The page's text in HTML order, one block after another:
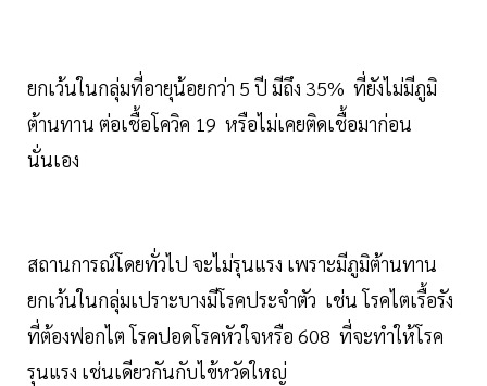
ยกเว้นในกลุ่มที่อายุน้อยกว่า 5 ปี มีถึง 35% ที่ยังไม่มีภูมิ
ต้านทาน ต่อเชื้อโควิค 19 หรือไม่เคยติดเชื้อมาก่อน
นั่นเอง
สถานการณ์โดยทั่วไป จะไม่รุนแรง เพราะมีภูมิต้านทาน
ยกเว้นในกลุ่มเปราะบางมีโรคประจำตัว เช่น โรคไตเรื้อรัง
ที่ต้องฟอกไต โรคปอดโรคหัวใจหรือ 608 ที่จะทำให้โรค
รุนแรง เช่นเดียวกันกับไข้หวัดใหญ่